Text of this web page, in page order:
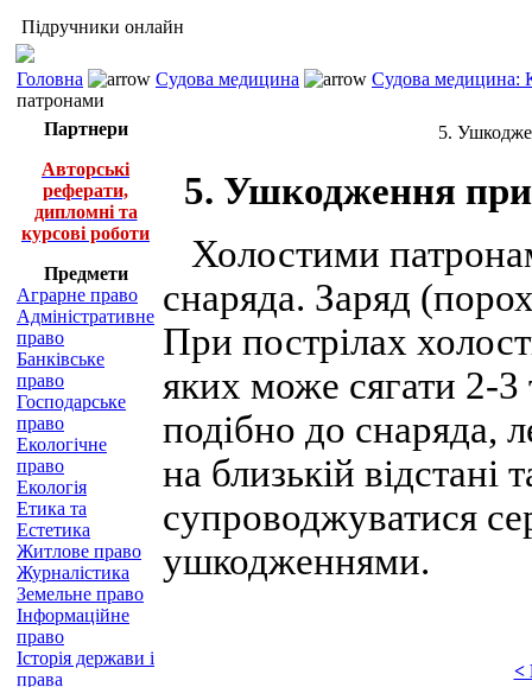
Підручники онлайн
Головна Судова медицина
Судова медицина:
патронами
Партнери
Авторські
реферати,
дипломні та
курсові роботи
Предмети
Аграрне право
Адміністративне
право
Банківське
право
Господарське
право
Екологічне
право
Екологія
Етика та
Естетика
Житлове право
Журналістика
Земельне право
Інформаційне
право
Історія держави і
права
5.
5. Ушкодження при
Холостими
снаряда. Заряд
При пострілах
яких може сягати 2-
подібно до снаряда,
на близькій
супроводжуватися
ушкодженнями.
<